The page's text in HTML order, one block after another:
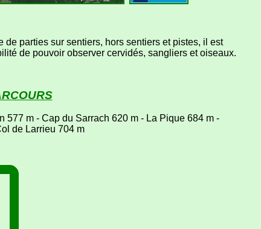
de parties sur sentiers, hors sentiers et pistes, il est
de pouvoir observer cervidés, sangliers et oiseaux.
m - Cap du Sarrach 620 m - La Pique 684 m -
de Larrieu 704 m